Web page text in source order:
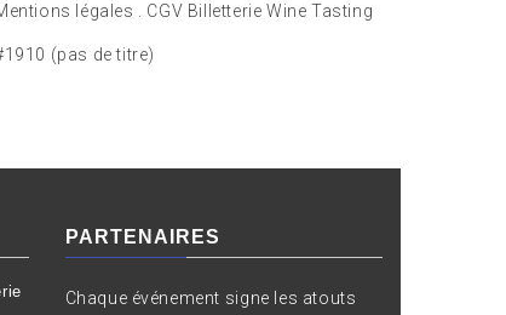
légales . CGV Billetterie Wine Tasting
(pas de titre)
PARTENAIRES
Chaque événement signe les atouts